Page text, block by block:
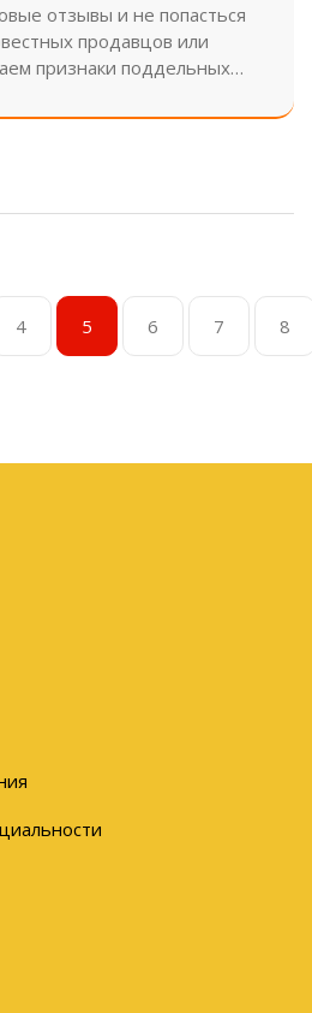
отзывы и не попасться
продавцов или
признаки поддельных
для бизнеса по
4 5 6 7 8